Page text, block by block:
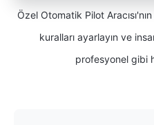
Özel Otomatik Pilot
kuralları ayarlayın ve
profesyonel gibi